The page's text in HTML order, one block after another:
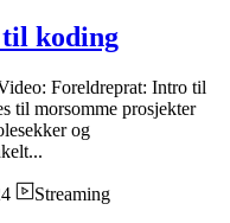
koding
Foreldreprat: Intro til
til morsomme prosjekter
og
Streaming